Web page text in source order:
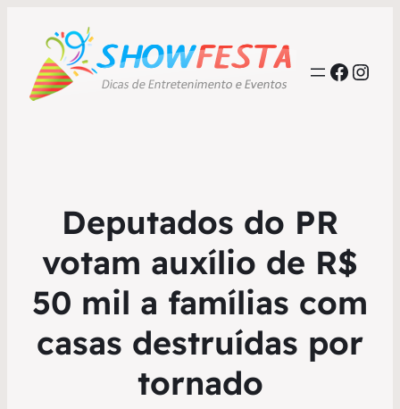
Deputados do PR
votam auxílio de R$
50 mil a famílias com
casas destruídas por
tornado